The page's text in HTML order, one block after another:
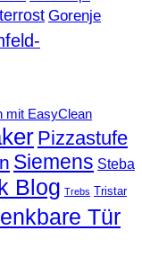
Gorenje
mit EasyClean
Pizzastufe
Siemens Steba
Blog Trebs Tristar
Tür